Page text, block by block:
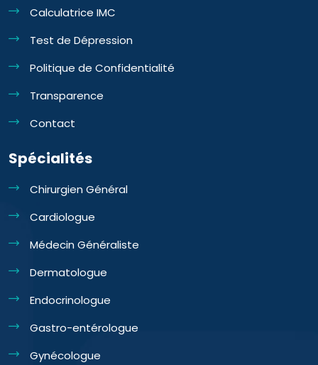
Calculatrice IMC
Test de Dépression
Politique de Confidentialité
Transparence
Contact
Spécialités
Chirurgien Général
Cardiologue
Médecin Généraliste
Dermatologue
Endocrinologue
Gastro-entérologue
Gynécologue